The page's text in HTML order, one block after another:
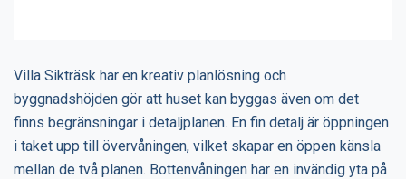
Villa Sikträsk har en kreativ planlösning och
byggnadshöjden gör att huset kan byggas även om det
finns begränsningar i detaljplanen. En fin detalj är öppningen
i taket upp till övervåningen, vilket skapar en öppen känsla
mellan de två planen. Bottenvåningen har en invändig yta på